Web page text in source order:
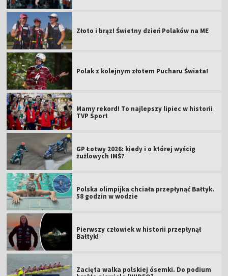
Złoto i brąz! Świetny dzień Polaków na ME
Polak z kolejnym złotem Pucharu Świata!
Mamy rekord! To najlepszy lipiec w historii
TVP Sport
GP Łotwy 2026: kiedy i o której wyścig
żużlowych IMŚ?
Polska olimpijka chciała przepłynąć Bałtyk.
58 godzin w wodzie
Pierwszy człowiek w historii przepłynął
Bałtyk!
Zacięta walka polskiej ósemki. Do podium